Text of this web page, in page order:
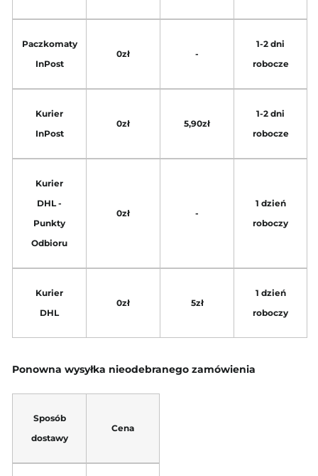
Paczkomaty
InPost
0zł -
1-2 dni
robocze
Kurier
InPost
0zł 5,90zł
1-2 dni
robocze
Kurier
DHL -
Punkty
Odbioru
0zł -
1 dzień
roboczy
Kurier
DHL
0zł 5zł
1 dzień
roboczy
Ponowna wysyłka nieodebranego zamówienia
Sposób
dostawy
Cena